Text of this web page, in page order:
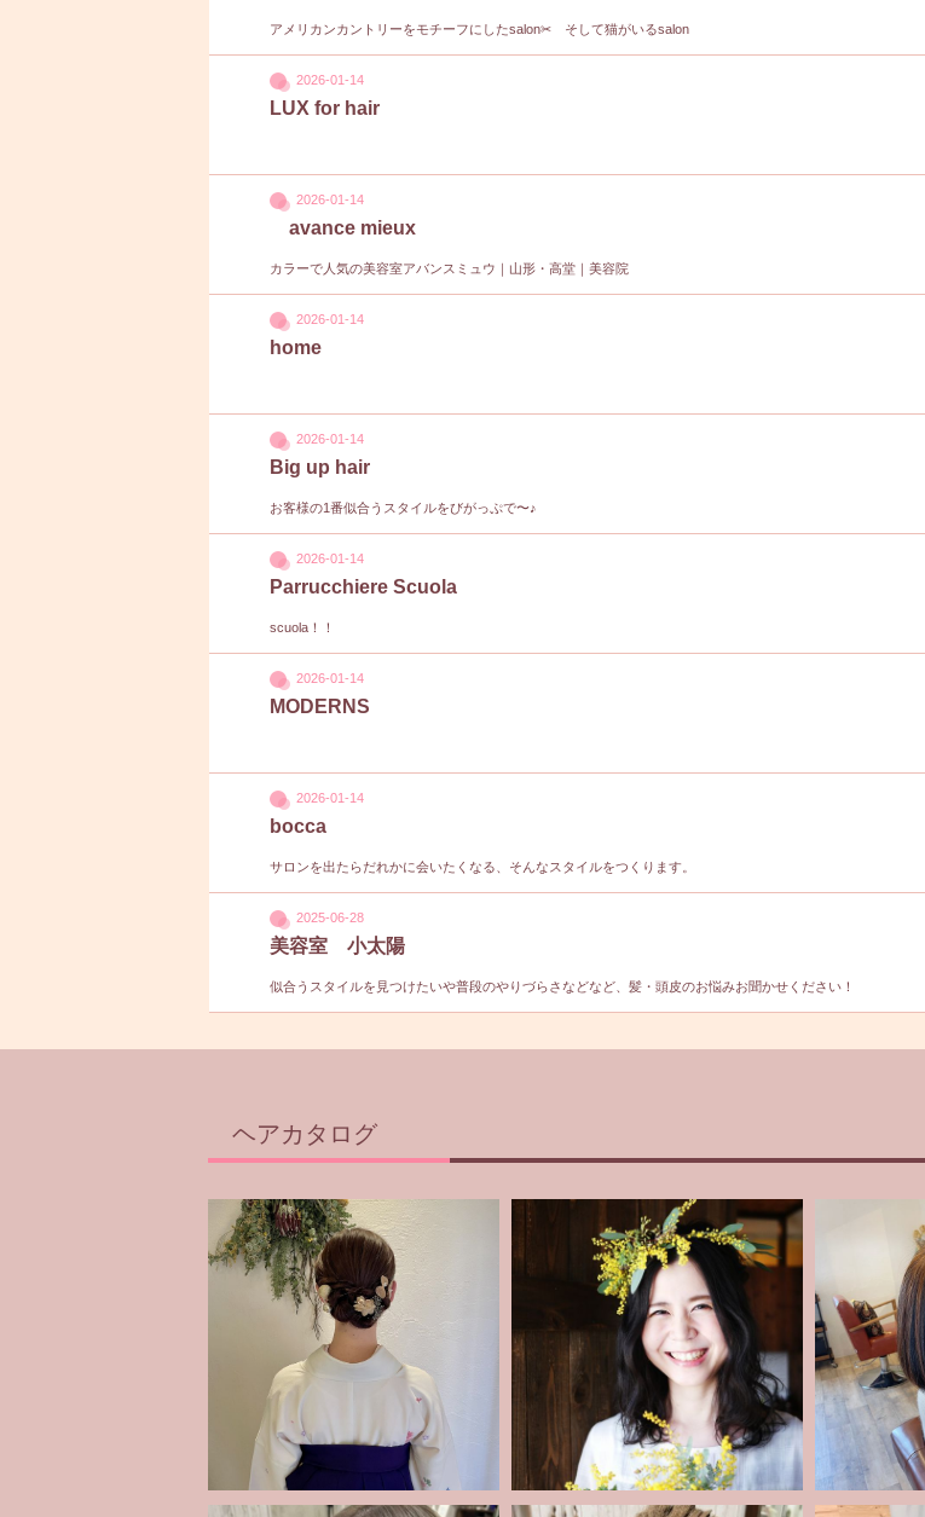
アメリカンカントリーをモチーフにしたsalon✂ そして猫がいるsalon
2026-01-14
LUX for hair
2026-01-14
avance mieux
カラーで人気の美容室アバンスミュウ｜山形・高堂｜美容院
2026-01-14
home
2026-01-14
Big up hair
お客様の1番似合うスタイルをびがっぷで〜♪
2026-01-14
Parrucchiere Scuola
scuola！！
2026-01-14
MODERNS
2026-01-14
bocca
サロンを出たらだれかに会いたくなる、そんなスタイルをつくります。
2025-06-28
美容室 小太陽
似合うスタイルを見つけたいや普段のやりづらさなどなど、髪・頭皮のお悩みお聞かせください！
ヘアカタログ